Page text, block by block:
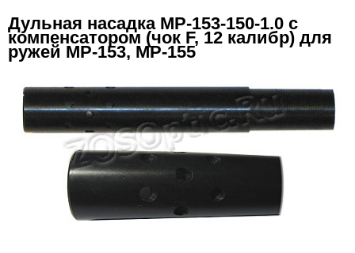
Дульная насадка МР-153-150-1.0 с
компенсатором (чок F, 12 калибр) для
ружей МР-153, МР-155